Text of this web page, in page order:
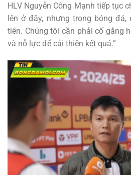
HLV Nguyễn Công Mạnh tiếp tục
lên ở đây, nhưng trong bóng
tiên. Chúng tôi cần phải cố gắng
và nỗ lực để cải thiện kết quả.”